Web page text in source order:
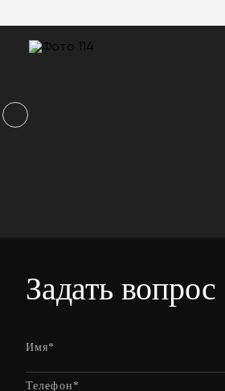
Задать вопрос